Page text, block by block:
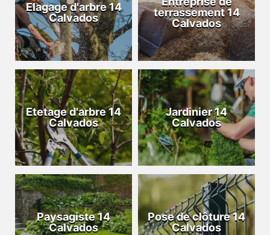
Elagage d'arbre 14
Calvados
terrassement 14
Calvados
Etetage d'arbre 14
Calvados
Jardinier 14
Calvados
Paysagiste 14
Calvados
Pose de clôture 14
Calvados